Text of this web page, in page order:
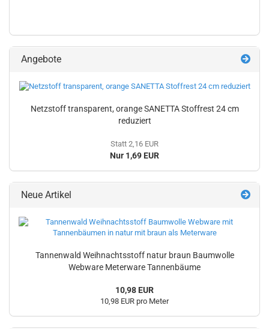
Angebote
Netzstoff transparent, orange SANETTA Stoffrest 24 cm
reduziert
Statt 2,16 EUR
Nur 1,69 EUR
Neue Artikel
Tannenwald Weihnachtsstoff natur braun Baumwolle
Webware Meterware Tannenbäume
10,98 EUR
10,98 EUR pro Meter